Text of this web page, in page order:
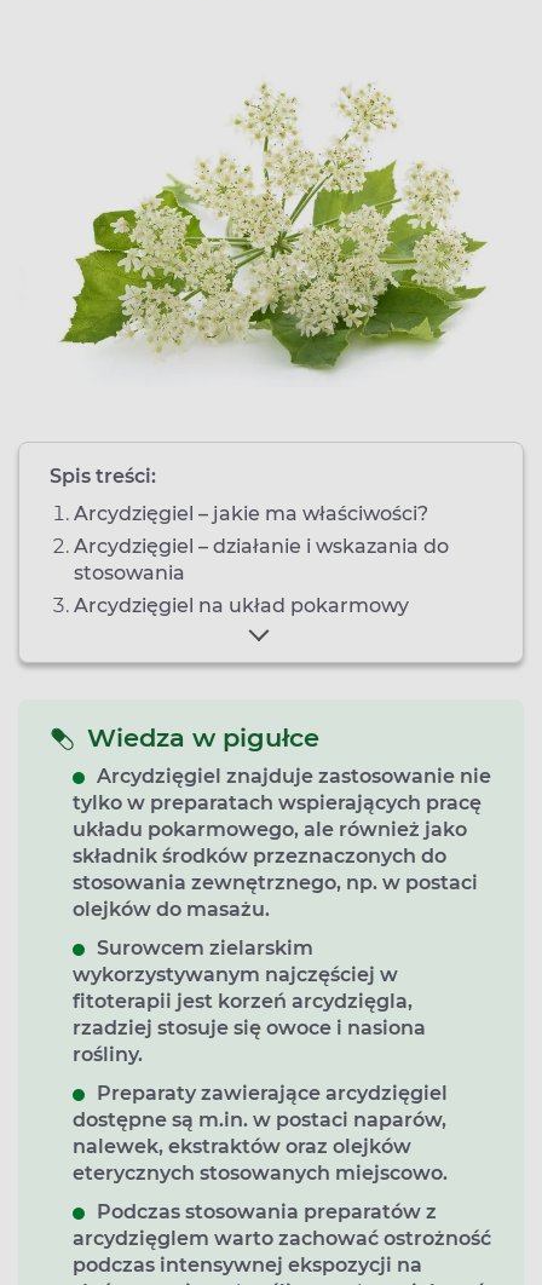
Spis treści:
Arcydzięgiel – jakie ma właściwości?
Arcydzięgiel – działanie i wskazania do
stosowania
Arcydzięgiel na układ pokarmowy
Wiedza w pigułce
Arcydzięgiel znajduje zastosowanie nie
tylko w preparatach wspierających pracę
układu pokarmowego, ale również jako
składnik środków przeznaczonych do
stosowania zewnętrznego, np. w postaci
olejków do masażu.
Surowcem zielarskim
wykorzystywanym najczęściej w
fitoterapii jest korzeń arcydzięgla,
rzadziej stosuje się owoce i nasiona
rośliny.
Preparaty zawierające arcydzięgiel
dostępne są m.in. w postaci naparów,
nalewek, ekstraktów oraz olejków
eterycznych stosowanych miejscowo.
Podczas stosowania preparatów z
arcydzięglem warto zachować ostrożność
podczas intensywnej ekspozycji na